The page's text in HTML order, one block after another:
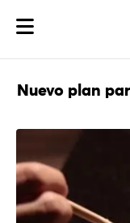
Nuevo plan